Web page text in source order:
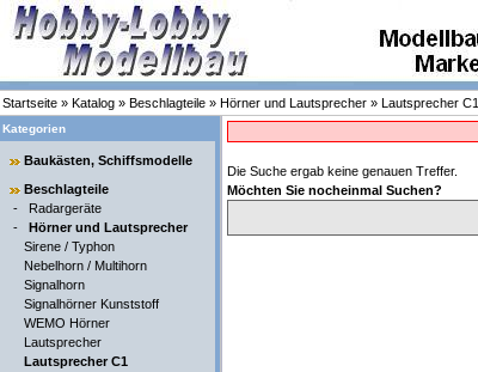
Startseite » Katalog » Beschlagteile » Hörner und Lautsprecher » Lautsprecher C1
Kategorien
Baukästen, Schiffsmodelle
Beschlagteile
- Radargeräte
- Hörner und Lautsprecher
Sirene / Typhon
Nebelhorn / Multihorn
Signalhorn
Signalhörner Kunststoff
WEMO Hörner
Lautsprecher
Lautsprecher C1
Die Suche ergab keine genauen Treffer.
Möchten Sie nocheinmal Suchen?